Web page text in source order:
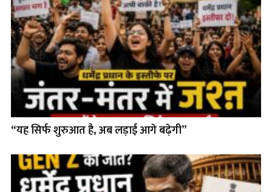
“यह सिर्फ शुरुआत है, अब लड़ाई आगे बढ़ेगी”